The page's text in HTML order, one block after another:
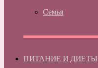
Семья
ПИТАНИЕ И ДИЕТЫ